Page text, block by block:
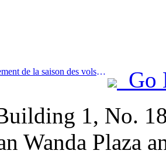
Prev:Avec le lancement de la saison des vols été-automne, les trois aéroports de l'île de Hainan ont ajouté 41 nouvelles destinations.
Go
1, No.
Wanda Plaza